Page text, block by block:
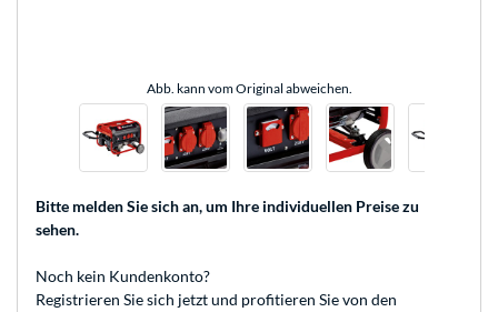
Abb. kann vom Original abweichen.
Bitte melden Sie sich an, um Ihre individuellen Preise zu
sehen.
Noch kein Kundenkonto?
Registrieren Sie sich jetzt und profitieren Sie von den